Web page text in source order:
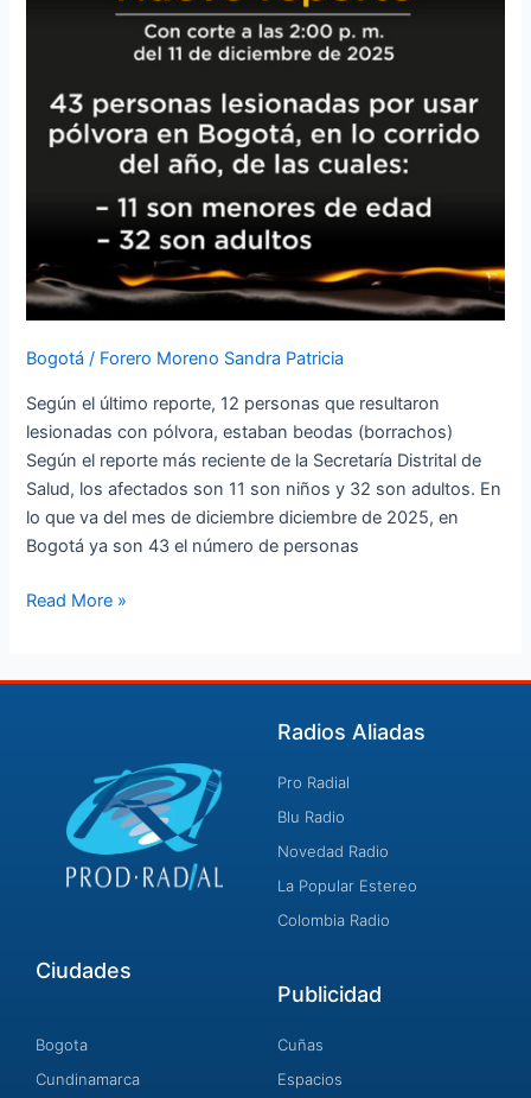
Bogotá / Forero Moreno Sandra Patricia
Según el último reporte, 12 personas que resultaron
lesionadas con pólvora, estaban beodas (borrachos)
Según el reporte más reciente de la Secretaría Distrital de
Salud, los afectados son 11 son niños y 32 son adultos. En
lo que va del mes de diciembre diciembre de 2025, en
Bogotá ya son 43 el número de personas
Bogotá,
diciembre
de
2025
Read More »
Radios Aliadas
Pro Radial
Blu Radio
Novedad Radio
La Popular Estereo
Colombia Radio
Ciudades
Bogota
Cundinamarca
Publicidad
Cuñas
Espacios